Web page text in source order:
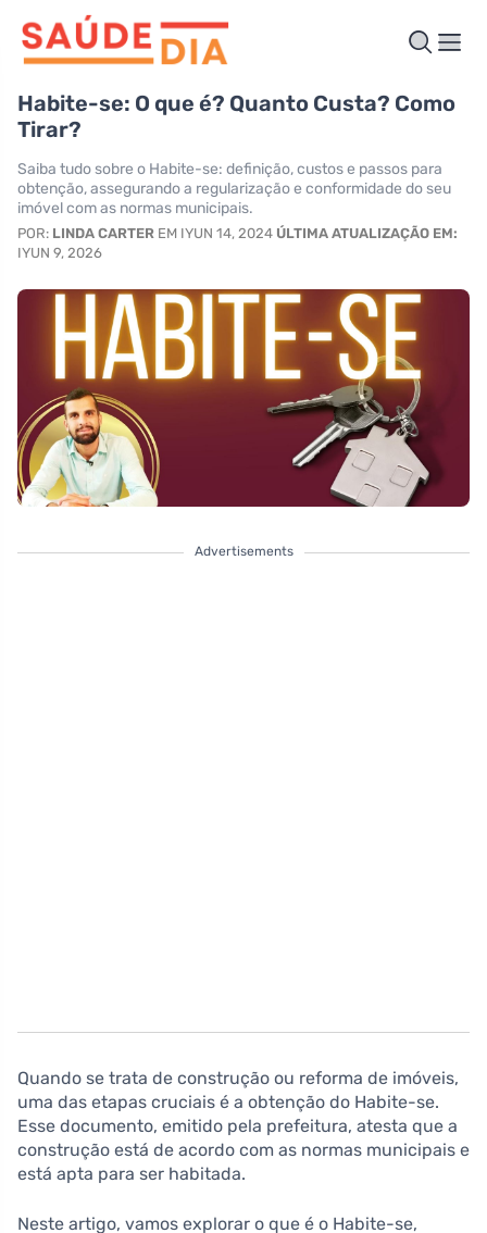
Habite-se: O que é? Quanto Custa? Como
Tirar?
Saiba tudo sobre o Habite-se: definição, custos e passos para
obtenção, assegurando a regularização e conformidade do seu
imóvel com as normas municipais.
POR: LINDA CARTER EM IYUN 14, 2024 ÚLTIMA ATUALIZAÇÃO EM:
IYUN 9, 2026
Advertisements
Quando se trata de construção ou reforma de imóveis,
uma das etapas cruciais é a obtenção do Habite-se.
Esse documento, emitido pela prefeitura, atesta que a
construção está de acordo com as normas municipais e
está apta para ser habitada.
Neste artigo, vamos explorar o que é o Habite-se,